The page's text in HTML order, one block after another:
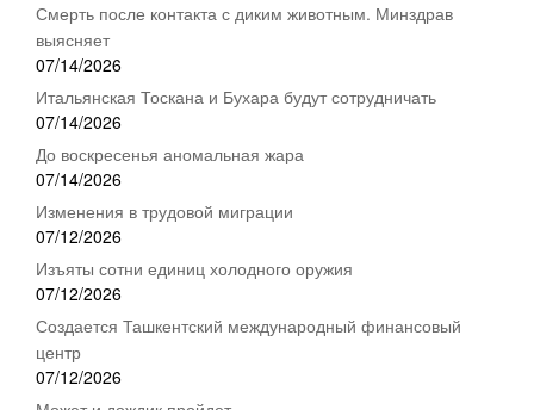
Смерть после контакта с диким животным. Минздрав
выясняет
07/14/2026
Итальянская Тоскана и Бухара будут сотрудничать
07/14/2026
До воскресенья аномальная жара
07/14/2026
Изменения в трудовой миграции
07/12/2026
Изъяты сотни единиц холодного оружия
07/12/2026
Создается Ташкентский международный финансовый
центр
07/12/2026